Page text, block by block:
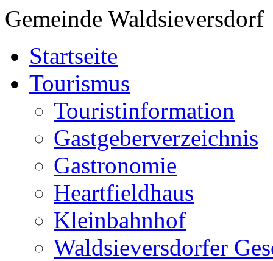
Gemeinde Waldsieversdorf
Startseite
Tourismus
Touristinformation
Gastgeberverzeichnis
Gastronomie
Heartfieldhaus
Kleinbahnhof
Waldsieversdorfer